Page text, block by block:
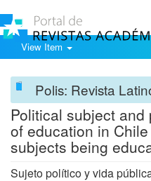
View Item
Polis: Revista
Political subject
of education in
subjects being
Sujeto político y vida